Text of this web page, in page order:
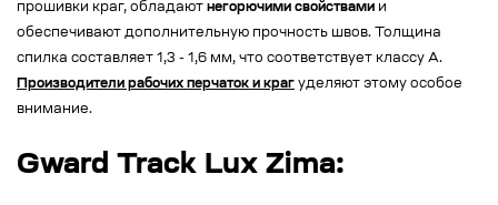
прошивки краг, обладают негорючими свойствами и
обеспечивают дополнительную прочность швов. Толщина
спилка составляет 1,3 - 1,6 мм, что соответствует классу А.
Производители рабочих перчаток и краг уделяют этому особое
внимание.
Gward Track Lux Zima: